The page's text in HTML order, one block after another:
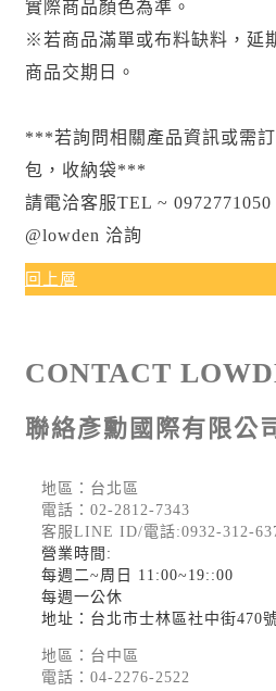
實際商品顏色為準。
※若商品滿單或布料缺料，延
商品交期日。
***若詢問相關產品資訊或需
包，收納袋***
請電洽客服TEL ~
@lowden 洽詢
回上層
CONTACT
聯絡彥勳國際有限公
地區：台北區
電話： 02-2812-7343
客服LINE ID/電話:0932-312-
營業時間:
每週二~周日 11:00~19::00
每週一公休
地址：台北市士林區社中街470
地區：台中區
電話： 04-2276-2522